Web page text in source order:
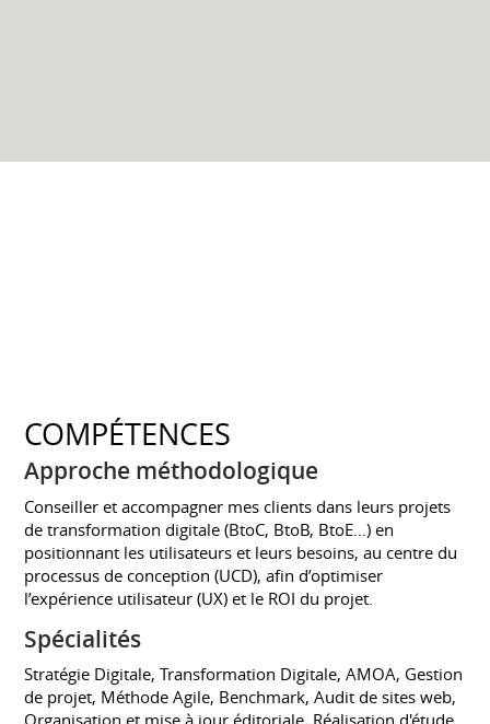
COMPÉTENCES
Approche méthodologique
Conseiller et accompagner mes clients dans leurs projets
de transformation digitale (BtoC, BtoB, BtoE…) en
positionnant les utilisateurs et leurs besoins, au centre du
processus de conception (UCD), afin d’optimiser
l’expérience utilisateur (UX) et le ROI du projet.
Spécialités
Stratégie Digitale, Transformation Digitale, AMOA, Gestion
de projet, Méthode Agile, Benchmark, Audit de sites web,